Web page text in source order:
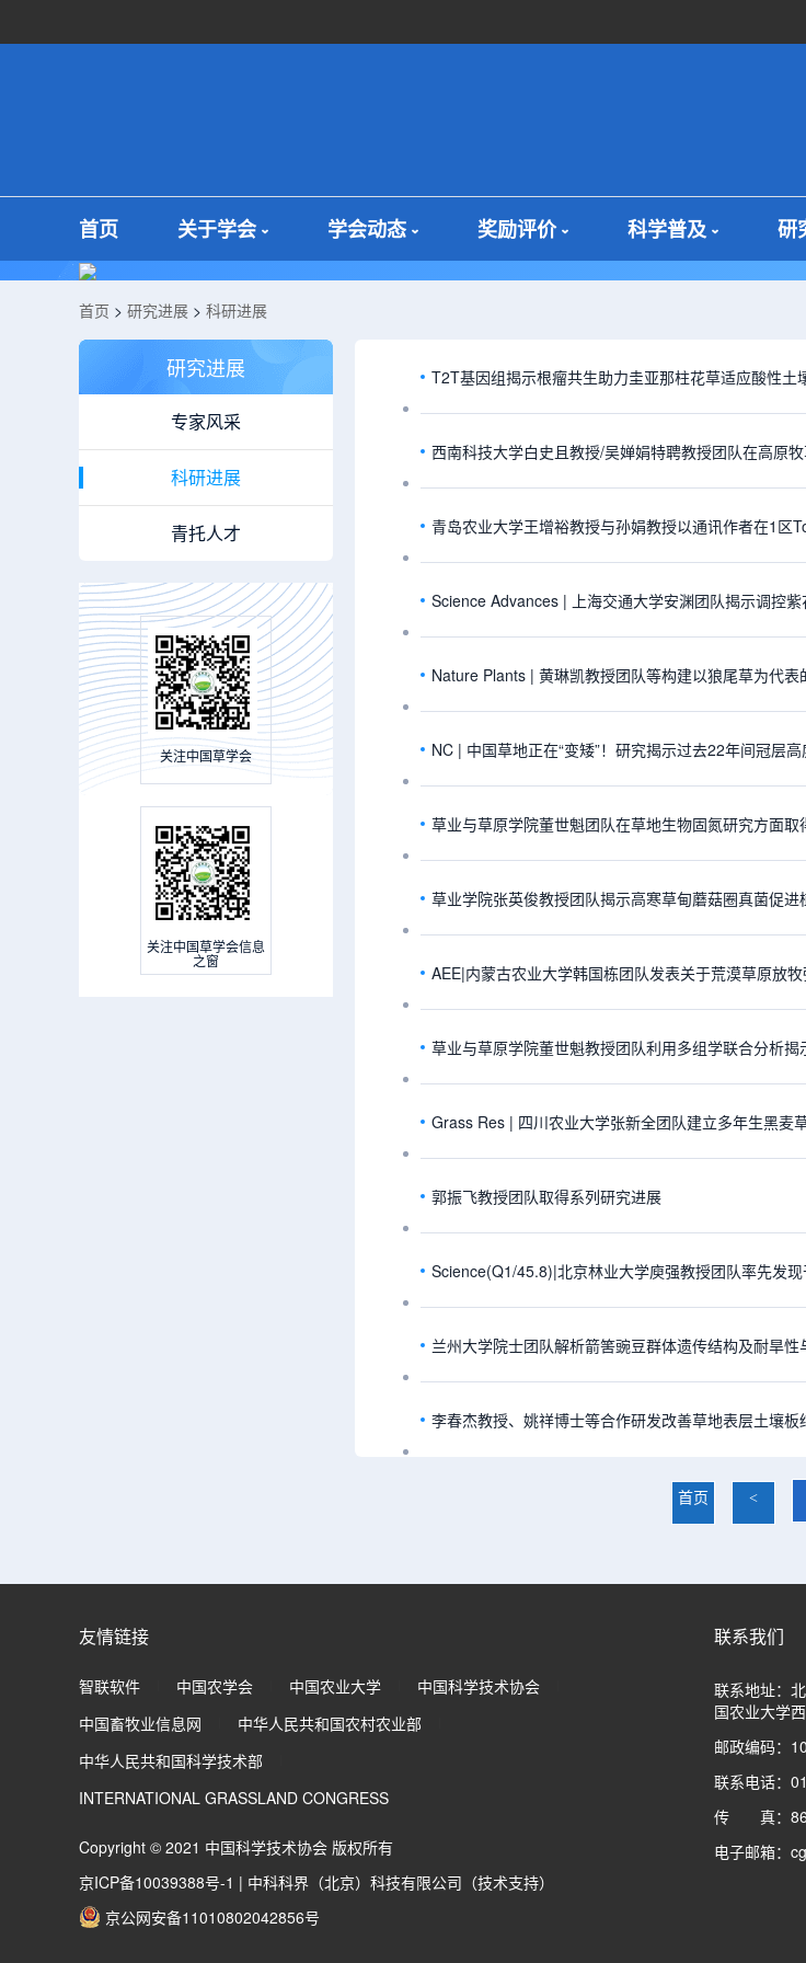
首页 关于学会 学会动态 奖励评价 科学普及 研
首页 > 研究进展 > 科研进展
研究进展
专家风采
科研进展
青托人才
关注中国草学会
关注中国草学会信息
之窗
T2T基因组揭示根瘤共生助力圭亚那柱花草适应酸性土
西南科技大学白史且教授/吴婵娟特聘教授团队在高原
青岛农业大学王增裕教授与孙娟教授以通讯作者在1区
Science Advances | 上海交通大学安渊团队揭示调控
Nature Plants | 黄琳凯教授团队等构建以狼尾草为代
NC | 中国草地正在“变矮”！研究揭示过去22年间冠层
草业与草原学院董世魁团队在草地生物固氮研究方面取
草业学院张英俊教授团队揭示高寒草甸蘑菇圈真菌促进
AEE|内蒙古农业大学韩国栋团队发表关于荒漠草原放
草业与草原学院董世魁教授团队利用多组学联合分析
Grass Res | 四川农业大学张新全团队建立多年生黑麦
郭振飞教授团队取得系列研究进展
Science(Q1/45.8)|北京林业大学庾强教授团队率先发
兰州大学院士团队解析箭筈豌豆群体遗传结构及耐旱
李春杰教授、姚祥博士等合作研发改善草地表层土壤板
首页 <
友情链接
智联软件 中国农学会 中国农业大学
中国科学技术协会
中国畜牧业信息网
中华人民共和国农村农业部
中华人民共和国科学技术部
INTERNATIONAL GRASSLAND CONGRESS
Copyright © 2021 中国科学技术协会 版权所有
京ICP备10039388号-1 | 中科科界（北京）科技有限公司（技术支持）
京公网安备11010802042856号
联系我们
联系地址：
国农业大学
邮政编码：
联系电话：
传 真：86-
电子邮箱：